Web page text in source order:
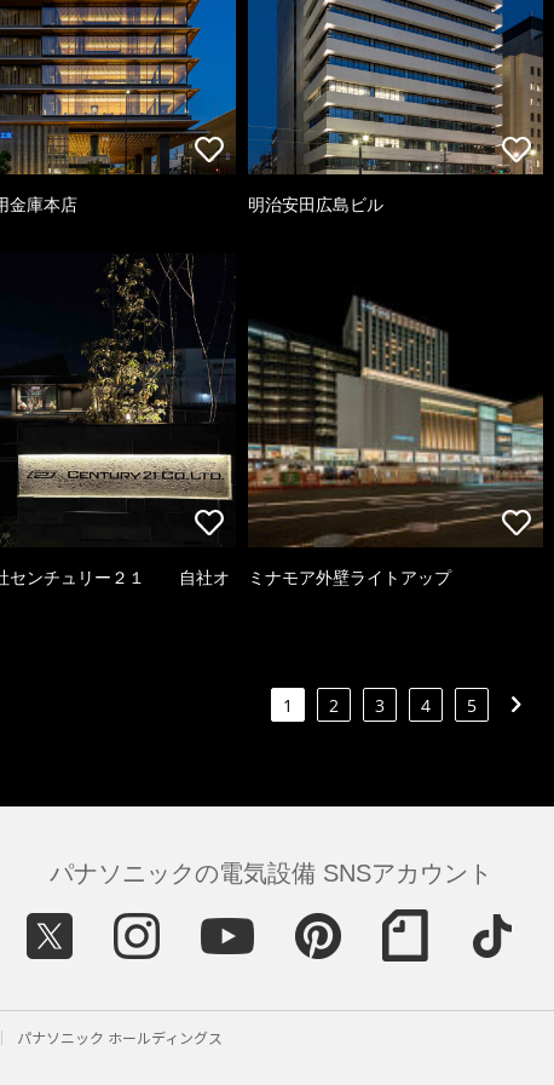
金庫本店 明治安田広島ビル
センチュリー２１ 自社オ ミナモア外壁ライトアップ
1 2 3 4 5
パナソニックの電気設備 SNSアカウント
パナソニック ホールディングス